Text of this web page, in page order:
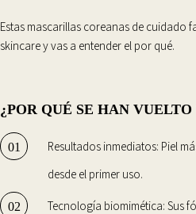
Estas mascarillas coreanas de cuidado
skincare y vas a entender el por qué.
¿POR QUÉ SE HAN
Resultados inmediatos: Piel
desde el primer uso.
Tecnología biomimética: Sus